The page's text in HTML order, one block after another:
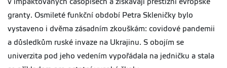
granty. Osmileté funkční období Petra Skleničky bylo
vystaveno i dvěma zásadním zkouškám: covidové pandemii
a důsledkům ruské invaze na Ukrajinu. S obojím se
univerzita pod jeho vedením vypořádala na jedničku a stala